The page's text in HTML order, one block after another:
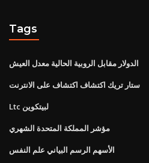
Tags
الدولار مقابل الروبية الحالية معدل العيش
ستار تريك اكتشاف اكتشاف على الانترنت
Ltc لبيتكوين
مؤشر المملكة المتحدة الشهري
الأسهم الرسم البياني علم النفس